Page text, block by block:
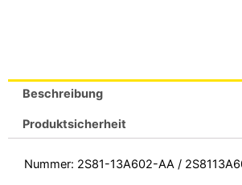
Beschreibung
Produktsicherheit
Nummer: 2S81-13A602-AA /